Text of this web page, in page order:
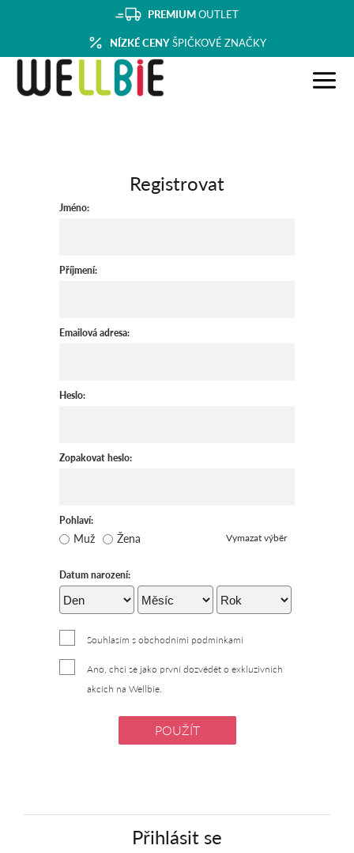
PREMIUMOUTLET
NÍZKÉ CENYŠPIČKOVÉ ZNAČKY
Registrovat
Jméno:
Příjmení:
Emailová adresa:
Heslo:
Zopakovat heslo:
Pohlaví:
Muž Žena Vymazat výběr
Datum narození:
Souhlasím s obchodními podmínkami
Ano, chci se jako první dozvědět o exkluzivních
akcích na Wellbie.
POUŽÍT
Přihlásit se